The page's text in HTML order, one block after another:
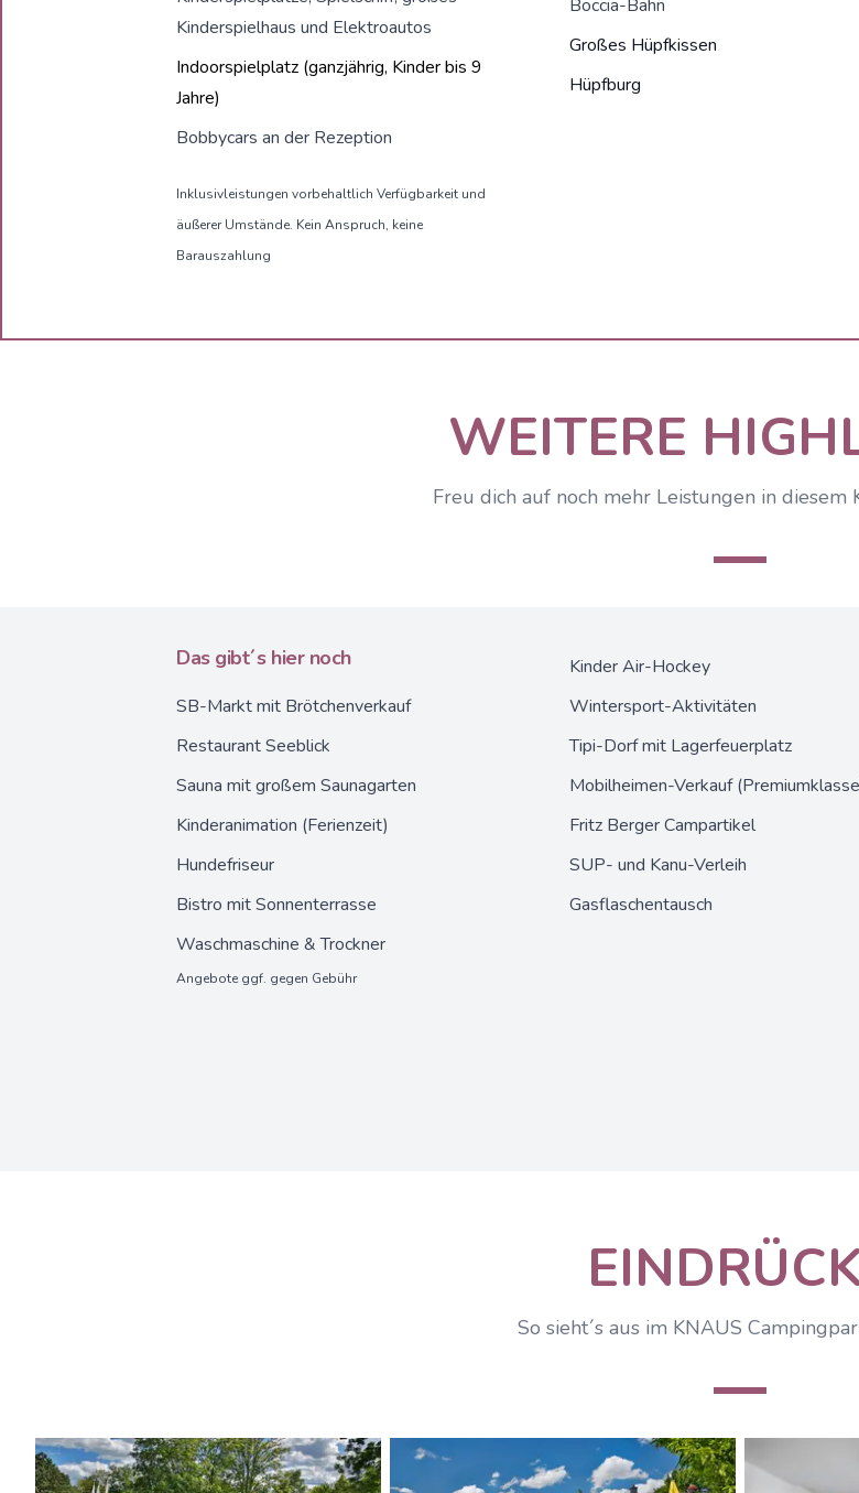
Kinderspielhaus und Elektroautos
Indoorspielplatz (ganzjährig, Kinder bis 9
Jahre)
Bobbycars an der Rezeption
Inklusivleistungen vorbehaltlich Verfügbarkeit und
äußerer Umstände. Kein Anspruch, keine
Barauszahlung
Boccia-Bahn
Großes Hüpfkissen
Hüpfburg
WEITERE
Freu dich auf noch mehr Leistungen in diesem
Das gibt´s hier noch
SB-Markt mit Brötchenverkauf
Restaurant Seeblick
Sauna mit großem Saunagarten
Kinderanimation (Ferienzeit)
Hundefriseur
Bistro mit Sonnenterrasse
Waschmaschine & Trockner
Angebote ggf. gegen Gebühr
Kinder Air-Hockey
Wintersport-Aktivitäten
Tipi-Dorf mit Lagerfeuerplatz
Mobilheimen-Verkauf
Fritz Berger Campartikel
SUP- und Kanu-Verleih
Gasflaschentausch
So sieht´s aus im KNAUS